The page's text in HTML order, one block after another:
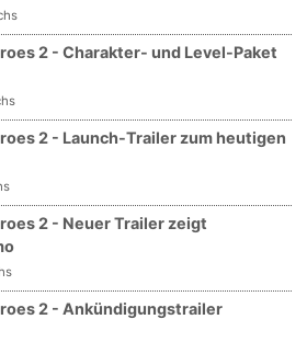
2 - Charakter- und Level-Paket
2 - Launch-Trailer zum heutigen
2 - Neuer Trailer zeigt
2 - Ankündigungstrailer